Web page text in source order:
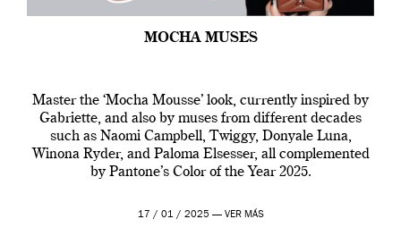
MOCHA MUSES
Master the ‘Mocha Mousse’ look, currently inspired by
Gabriette, and also by muses from different decades
such as Naomi Campbell, Twiggy, Donyale Luna,
Winona Ryder, and Paloma Elsesser, all complemented
by Pantone’s Color of the Year 2025.
17 / 01 / 2025 — VER MÁS